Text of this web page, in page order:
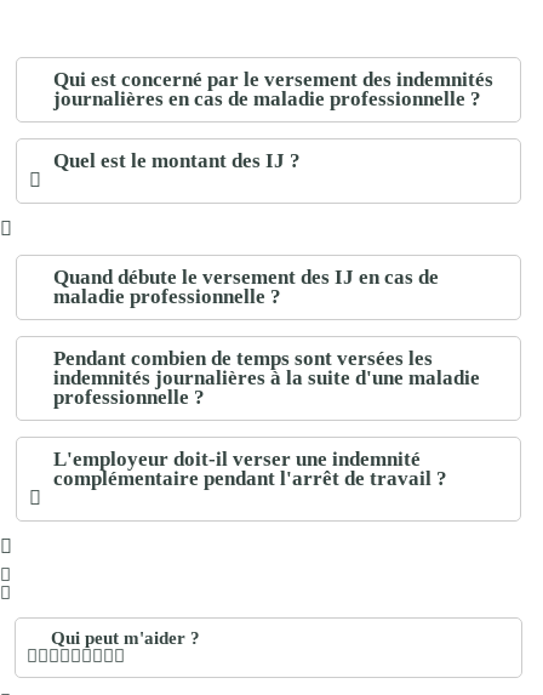
Qui est concerné par le versement des indemnités
journalières en cas de maladie professionnelle ?
Quel est le montant des IJ ?
Quand débute le versement des IJ en cas de
maladie professionnelle ?
Pendant combien de temps sont versées les
indemnités journalières à la suite d'une maladie
professionnelle ?
L'employeur doit-il verser une indemnité
complémentaire pendant l'arrêt de travail ?
Qui peut m'aider ?